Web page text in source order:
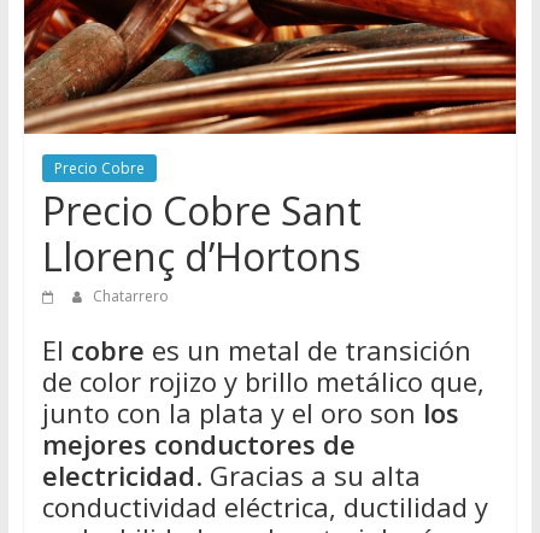
Chatarra
Directorio
de
Chatarreros
para
vender
Chatarra
Precio Cobre
Precio Cobre Sant
Llorenç d’Hortons
Chatarrero
El cobre es un metal de transición
de color rojizo y brillo metálico que,
junto con la plata y el oro son los
mejores conductores de
electricidad. Gracias a su alta
conductividad eléctrica, ductilidad y